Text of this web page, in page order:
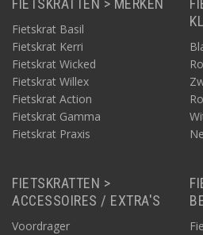
FIETSKRATTEN > MERKEN
Fietskrat Basil
Fietskrat Kerri
Fietskrat Wicked
Fietskrat Willex
Fietskrat Action
Fietskrat Gamma
Fietskrat Praxis
FIETSKRATTEN >
ACCESSOIRES / EXTRA'S
Voordrager